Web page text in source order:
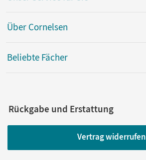
Über Cornelsen
Beliebte Fächer
Rückgabe und Erstattung
Vertrag widerrufen